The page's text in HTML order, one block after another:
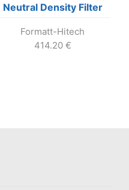
Neutral Density Filter
Formatt-Hitech
414.20 €